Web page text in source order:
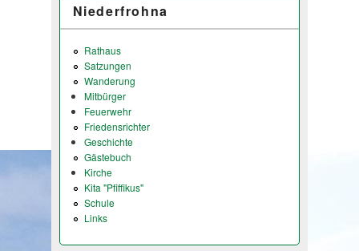
Niederfrohna
Rathaus
Satzungen
Wanderung
Mitbürger
Feuerwehr
Friedensrichter
Geschichte
Gästebuch
Kirche
Kita "Pfiffikus"
Schule
Links